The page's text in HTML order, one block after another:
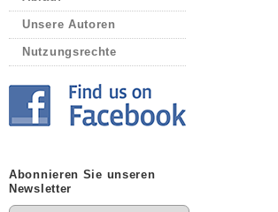
Unsere Autoren
Nutzungsrechte
Abonnieren Sie unseren
Newsletter